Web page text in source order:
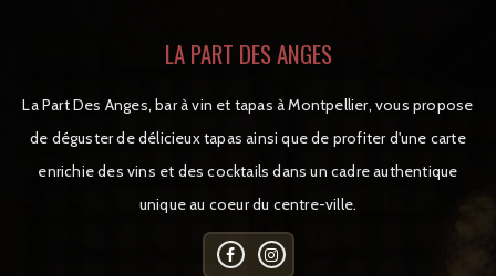
LA PART DES ANGES
La Part Des Anges, bar à vin et tapas à Montpellier, vous propose
de déguster de délicieux tapas ainsi que de profiter d'une carte
enrichie des vins et des cocktails dans un cadre authentique
unique au coeur du centre-ville.